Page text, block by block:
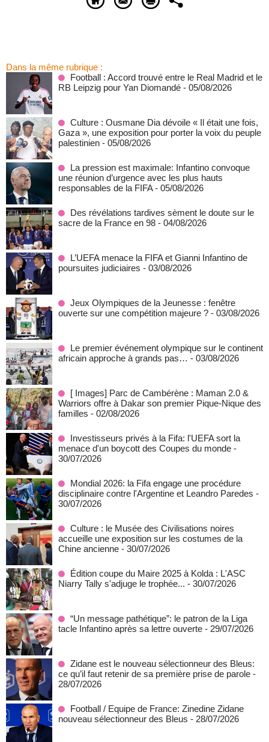
Dans la même rubrique :
Football : Accord trouvé entre le Real Madrid et le
RB Leipzig pour Yan Diomandé - 05/08/2026
Culture : Ousmane Dia dévoile « Il était une fois,
Gaza », une exposition pour porter la voix du peuple
palestinien - 05/08/2026
La pression est maximale: Infantino convoque
une réunion d’urgence avec les plus hauts
responsables de la FIFA - 05/08/2026
Des révélations tardives sèment le doute sur le
sacre de la France en 98 - 04/08/2026
L’UEFA menace la FIFA et Gianni Infantino de
poursuites judiciaires - 03/08/2026
Jeux Olympiques de la Jeunesse : fenêtre
ouverte sur une compétition majeure ? - 03/08/2026
Le premier événement olympique sur le continent
africain approche à grands pas… - 03/08/2026
[ Images] Parc de Cambérène : Maman 2.0 &
Warriors offre à Dakar son premier Pique-Nique des
familles - 02/08/2026
Investisseurs privés à la Fifa: l'UEFA sort la
menace d'un boycott des Coupes du monde -
30/07/2026
Mondial 2026: la Fifa engage une procédure
disciplinaire contre l'Argentine et Leandro Paredes -
30/07/2026
Culture : le Musée des Civilisations noires
accueille une exposition sur les costumes de la
Chine ancienne - 30/07/2026
Édition coupe du Maire 2025 à Kolda : L'ASC
Niarry Tally s'adjuge le trophée... - 30/07/2026
“Un message pathétique”: le patron de la Liga
tacle Infantino après sa lettre ouverte - 29/07/2026
Zidane est le nouveau sélectionneur des Bleus:
ce qu’il faut retenir de sa première prise de parole -
28/07/2026
Football / Equipe de France: Zinedine Zidane
nouveau sélectionneur des Bleus - 28/07/2026